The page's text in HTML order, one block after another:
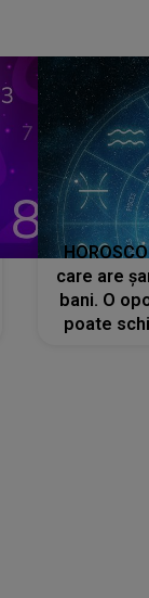
pentru
care are
bani. O
poate